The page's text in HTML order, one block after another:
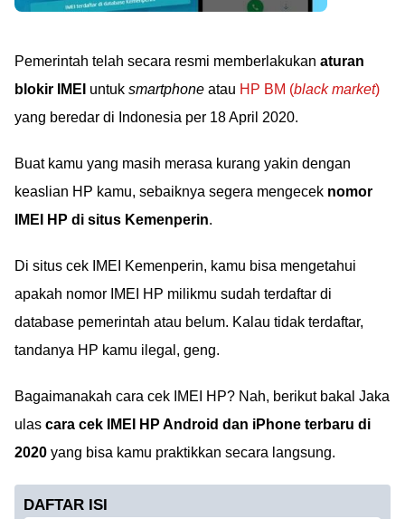
Pemerintah telah secara resmi memberlakukan aturan
blokir IMEI untuk smartphone atau HP BM (black market)
yang beredar di Indonesia per 18 April 2020.
Buat kamu yang masih merasa kurang yakin dengan
keaslian HP kamu, sebaiknya segera mengecek nomor
IMEI HP di situs Kemenperin.
Di situs cek IMEI Kemenperin, kamu bisa mengetahui
apakah nomor IMEI HP milikmu sudah terdaftar di
database pemerintah atau belum. Kalau tidak terdaftar,
tandanya HP kamu ilegal, geng.
Bagaimanakah cara cek IMEI HP? Nah, berikut bakal Jaka
ulas cara cek IMEI HP Android dan iPhone terbaru di
2020 yang bisa kamu praktikkan secara langsung.
DAFTAR ISI